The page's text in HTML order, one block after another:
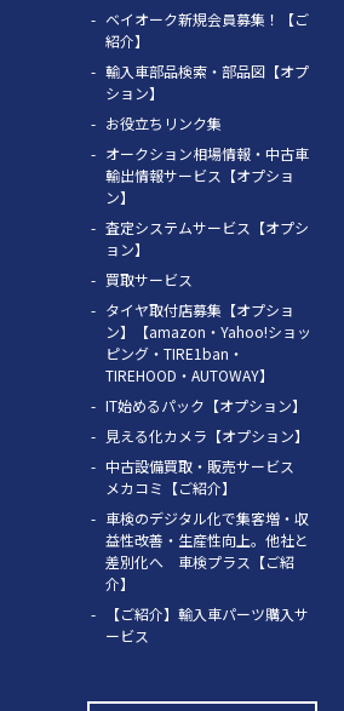
ベイオーク新規会員募集！【ご
紹介】
輸入車部品検索・部品図【オプ
ション】
お役立ちリンク集
オークション相場情報・中古車
輸出情報サービス【オプショ
ン】
査定システムサービス【オプシ
ョン】
買取サービス
タイヤ取付店募集【オプショ
ン】【amazon・Yahoo!ショッ
ピング・TIRE1ban・
TIREHOOD・AUTOWAY】
IT始めるパック【オプション】
見える化カメラ【オプション】
中古設備買取・販売サービス
メカコミ【ご紹介】
車検のデジタル化で集客増・収
益性改善・生産性向上。他社と
差別化へ 車検プラス【ご紹
介】
【ご紹介】輸入車パーツ購入サ
ービス